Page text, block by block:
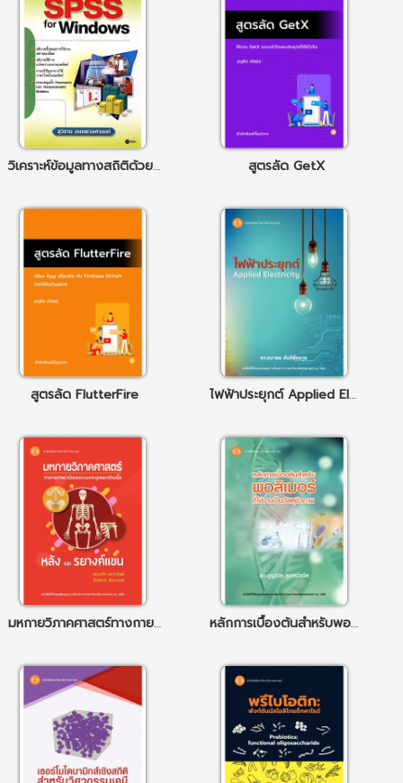
วิเคราะห์ข้อมูลทางสถิติด้วย SPSS for Windows ทุกเวอร์ชัน สูตรลัด GetX
สูตรลัด FlutterFire ไฟฟ้าประยุกต์ Applied Electricity
มหกายวิภาคศาสตร์ทางกายภาพบำบัดของระบบกระดูกและกล้ามเนื้อ: หลังและรยางค์แขน หลักการเบื้องต้นสำหรับพอลิเมอร์ที่ใช้งานเป็นวัสดุชีวภาพ